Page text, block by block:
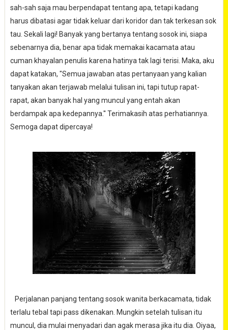
sah-sah saja mau berpendapat tentang apa, tetapi kadang
harus dibatasi agar tidak keluar dari koridor dan tak terkesan sok
tau. Sekali lagi! Banyak yang bertanya tentang sosok ini, siapa
sebenarnya dia, benar apa tidak memakai kacamata atau
cuman khayalan penulis karena hatinya tak lagi terisi. Maka, aku
dapat katakan, "Semua jawaban atas pertanyaan yang kalian
tanyakan akan terjawab melalui tulisan ini, tapi tutup rapat-
rapat, akan banyak hal yang muncul yang entah akan
berdampak apa kedepannya.'' Terimakasih atas perhatiannya.
Semoga dapat dipercaya!
Perjalanan panjang tentang sosok wanita berkacamata, tidak
terlalu tebal tapi pass dikenakan. Mungkin setelah tulisan itu
muncul, dia mulai menyadari dan agak merasa jika itu dia. Oiyaa,